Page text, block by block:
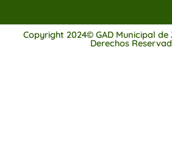
Copyright 2024© GAD Municipal
Derechos